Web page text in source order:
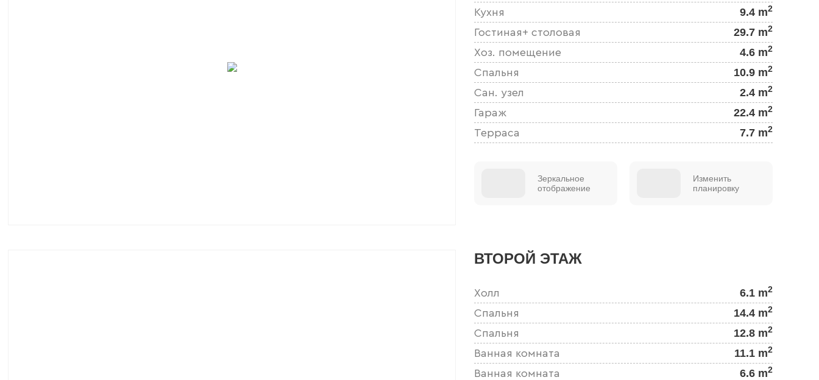
Кухня 9.4 m2
Гостиная+ столовая 29.7 m2
Хоз. помещение 4.6 m2
Спальня 10.9 m2
Сан. узел 2.4 m2
Гараж 22.4 m2
Терраса 7.7 m2
Зеркальное
отображение
Изменить
планировку
ВТОРОЙ ЭТАЖ
Холл 6.1 m2
Спальня 14.4 m2
Спальня 12.8 m2
Ванная комната 11.1 m2
Ванная комната 6.6 m2